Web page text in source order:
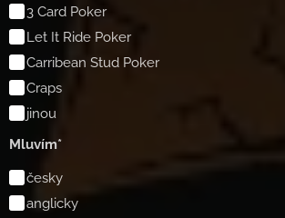
3 Card Poker
Let It Ride Poker
Carribean Stud Poker
Craps
jinou
Mluvím*
česky
anglicky